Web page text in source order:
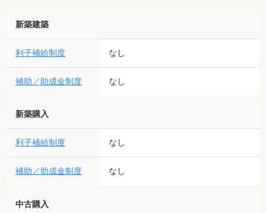
新築建築
利子補給制度 なし
補助／助成金制度 なし
新築購入
利子補給制度 なし
補助／助成金制度 なし
中古購入